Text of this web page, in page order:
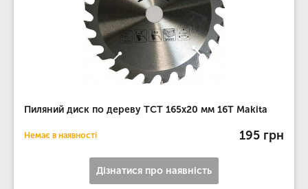
Пиляний диск по дереву ТСТ 165x20 мм 16T Makita
Немає в наявності 195 грн
Дізнатися про наявність